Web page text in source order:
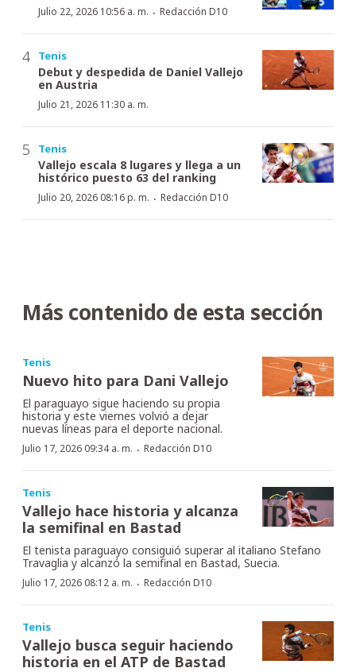
Julio 22, 2026 10:56 a. m. · Redacción D10
Tenis
Debut y despedida de Daniel Vallejo
en Austria
Julio 21, 2026 11:30 a. m.
Tenis
Vallejo escala 8 lugares y llega a un
histórico puesto 63 del ranking
Julio 20, 2026 08:16 p. m. · Redacción D10
Más contenido de esta sección
Tenis
Nuevo hito para Dani Vallejo
El paraguayo sigue haciendo su propia
historia y este viernes volvió a dejar
nuevas líneas para el deporte nacional.
Julio 17, 2026 09:34 a. m. · Redacción D10
Tenis
Vallejo hace historia y alcanza
la semifinal en Bastad
El tenista paraguayo consiguió superar al italiano Stefano
Travaglia y alcanzó la semifinal en Bastad, Suecia.
Julio 17, 2026 08:12 a. m. · Redacción D10
Tenis
Vallejo busca seguir haciendo
historia en el ATP de Bastad